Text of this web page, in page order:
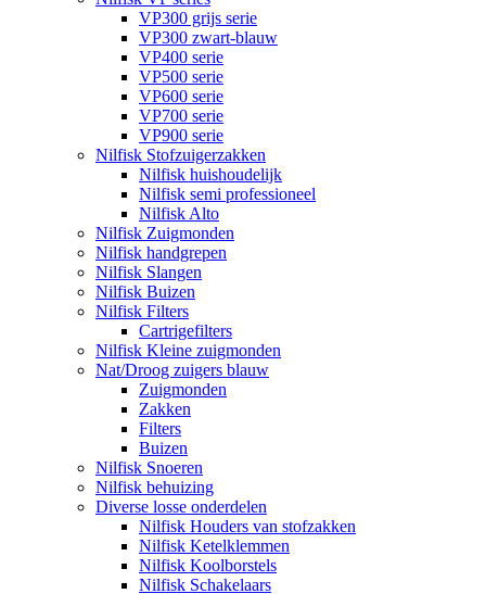
VP300 grijs serie
VP300 zwart-blauw
VP400 serie
VP500 serie
VP600 serie
VP700 serie
VP900 serie
Nilfisk Stofzuigerzakken
Nilfisk huishoudelijk
Nilfisk semi professioneel
Nilfisk Alto
Nilfisk Zuigmonden
Nilfisk handgrepen
Nilfisk Slangen
Nilfisk Buizen
Nilfisk Filters
​Cartrigefilters
Nilfisk Kleine zuigmonden
Nat/Droog zuigers blauw
Zuigmonden
Zakken
Filters
Buizen
Nilfisk Snoeren
Nilfisk behuizing
Diverse losse onderdelen
Nilfisk Houders van stofzakken
Nilfisk Ketelklemmen
Nilfisk Koolborstels
Nilfisk Schakelaars